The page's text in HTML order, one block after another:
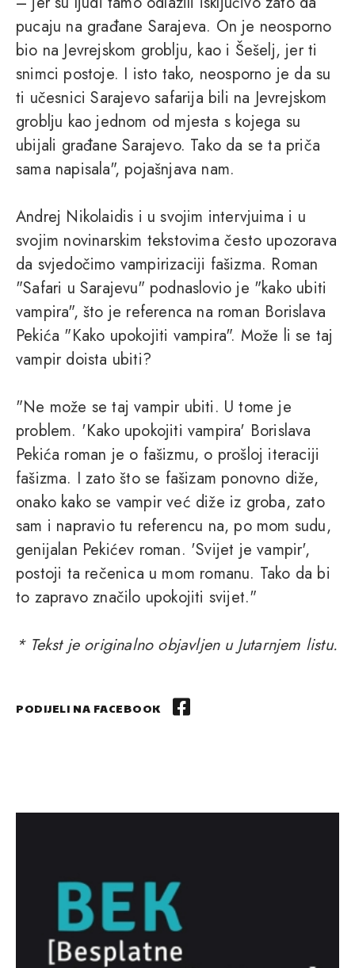
pucaju na građane Sarajeva. On je neosporno
bio na Jevrejskom groblju, kao i Šešelj, jer ti
snimci postoje. I isto tako, neosporno je da su
ti učesnici Sarajevo safarija bili na Jevrejskom
groblju kao jednom od mjesta s kojega su
ubijali građane Sarajevo. Tako da se ta priča
sama napisala", pojašnjava nam.
Andrej Nikolaidis i u svojim intervjuima i u
svojim novinarskim tekstovima često upozorava
da svjedočimo vampirizaciji fašizma. Roman
"Safari u Sarajevu" podnaslovio je "kako ubiti
vampira", što je referenca na roman Borislava
Pekića "Kako upokojiti vampira". Može li se taj
vampir doista ubiti?
"Ne može se taj vampir ubiti. U tome je
problem. 'Kako upokojiti vampira' Borislava
Pekića roman je o fašizmu, o prošloj iteraciji
fašizma. I zato što se fašizam ponovno diže,
onako kako se vampir već diže iz groba, zato
sam i napravio tu referencu na, po mom sudu,
genijalan Pekićev roman. 'Svijet je vampir',
postoji ta rečenica u mom romanu. Tako da bi
to zapravo značilo upokojiti svijet."
* Tekst je originalno objavljen u Jutarnjem listu.
PODIJELI NA FACEBOOK